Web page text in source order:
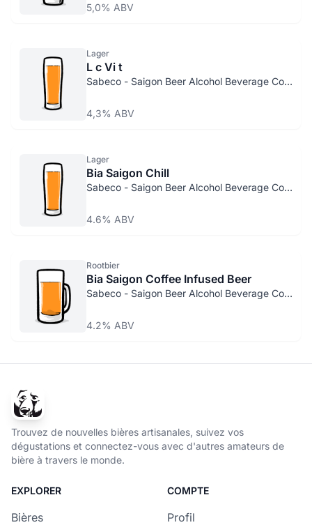
5,0% ABV
Lager
L c Vi t
Sabeco - Saigon Beer Alcohol Beverage Corp.
4,3% ABV
Lager
Bia Saigon Chill
Sabeco - Saigon Beer Alcohol Beverage Corp.
4.6% ABV
Rootbier
Bia Saigon Coffee Infused Beer
Sabeco - Saigon Beer Alcohol Beverage Corp.
4.2% ABV
Trouvez de nouvelles bières artisanales, suivez vos
dégustations et connectez-vous avec d'autres amateurs de
bière à travers le monde.
EXPLORER
Bières
COMPTE
Profil